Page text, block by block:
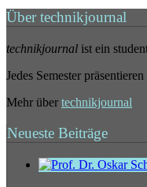
Über technikjournal
technikjournal ist ein
Jedes Semester
Mehr über technikjournal
Neueste Beiträge